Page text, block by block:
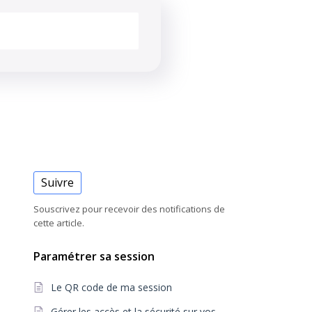
Suivre
Souscrivez pour recevoir des notifications de
cette article.
Paramétrer sa session
Le QR code de ma session